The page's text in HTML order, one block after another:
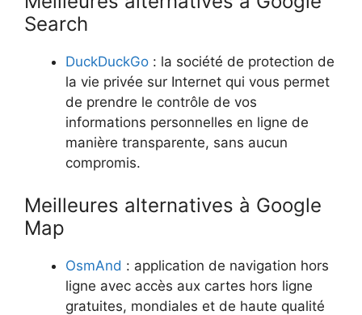
Search
DuckDuckGo : la société de protection de
la vie privée sur Internet qui vous permet
de prendre le contrôle de vos
informations personnelles en ligne de
manière transparente, sans aucun
compromis.
Meilleures alternatives à Google
Map
OsmAnd : application de navigation hors
ligne avec accès aux cartes hors ligne
gratuites, mondiales et de haute qualité